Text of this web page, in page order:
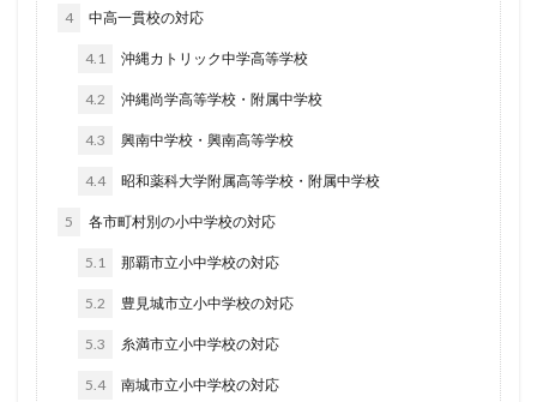
4 中高一貫校の対応
4.1 沖縄カトリック中学高等学校
4.2 沖縄尚学高等学校・附属中学校
4.3 興南中学校・興南高等学校
4.4 昭和薬科大学附属高等学校・附属中学校
5 各市町村別の小中学校の対応
5.1 那覇市立小中学校の対応
5.2 豊見城市立小中学校の対応
5.3 糸満市立小中学校の対応
5.4 南城市立小中学校の対応